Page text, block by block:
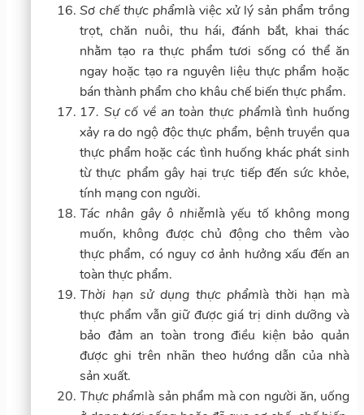
Sơ chế thực phẩmlà việc xử lý sản phẩm trồng
trọt, chăn nuôi, thu hái, đánh bắt, khai thác
nhằm tạo ra thực phẩm tươi sống có thể ăn
ngay hoặc tạo ra nguyên liệu thực phẩm hoặc
bán thành phẩm cho khâu chế biến thực phẩm.
17. Sự cố về an toàn thực phẩmlà tình huống
xảy ra do ngộ độc thực phẩm, bệnh truyền qua
thực phẩm hoặc các tình huống khác phát sinh
từ thực phẩm gây hại trực tiếp đến sức khỏe,
tính mạng con người.
Tác nhân gây ô nhiễmlà yếu tố không mong
muốn, không được chủ động cho thêm vào
thực phẩm, có nguy cơ ảnh hưởng xấu đến an
toàn thực phẩm.
Thời hạn sử dụng thực phẩmlà thời hạn mà
thực phẩm vẫn giữ được giá trị dinh dưỡng và
bảo đảm an toàn trong điều kiện bảo quản
được ghi trên nhãn theo hướng dẫn của nhà
sản xuất.
Thực phẩmlà sản phẩm mà con người ăn, uống